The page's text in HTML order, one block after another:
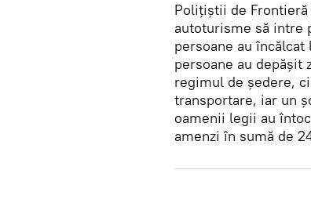
Polițiștii de
autoturisme să intre
persoane au
persoane au depășit
regimul de ședere,
transportare, iar un
oamenii legii au
amenzi în sumă de